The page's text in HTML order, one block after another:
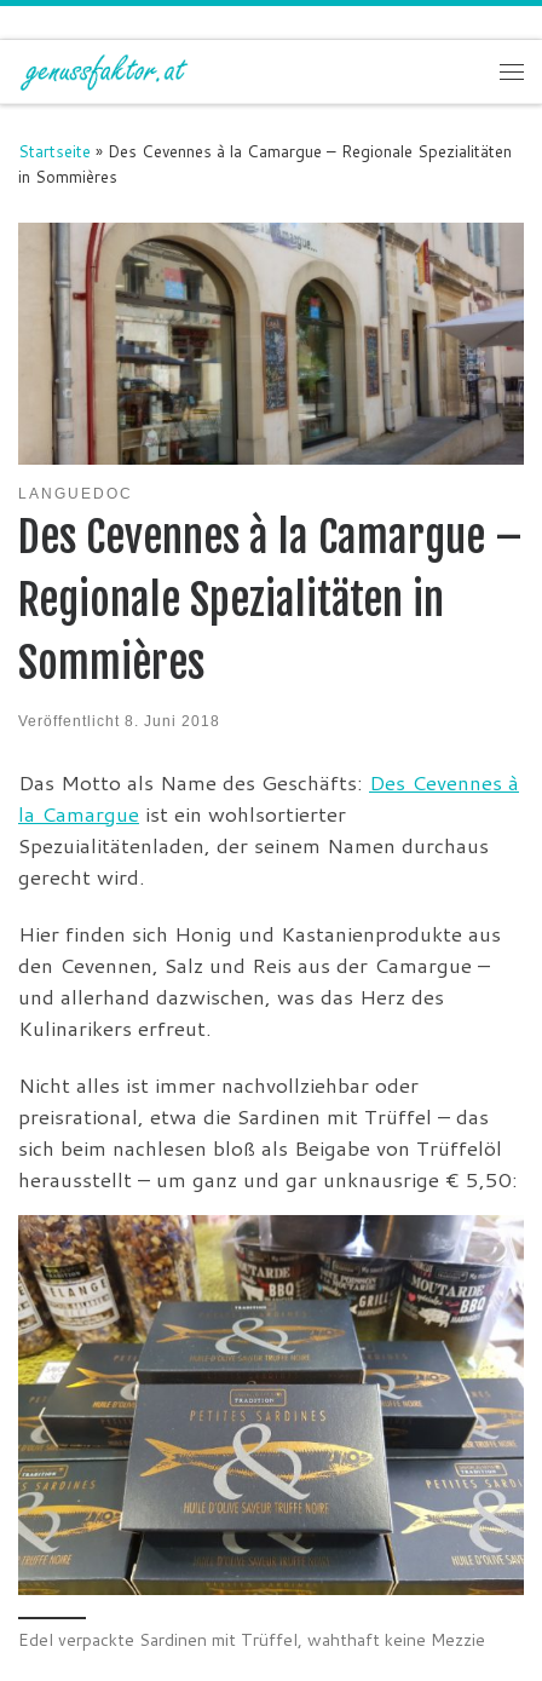
Zum Inhalt springen
Startseite » Des Cevennes à la Camargue – Regionale Spezialitäten
in Sommières
LANGUEDOC
Des Cevennes à la Camargue –
Regionale Spezialitäten in
Sommières
Veröffentlicht 8. Juni 2018
Das Motto als Name des Geschäfts: Des Cevennes à
la Camargue ist ein wohlsortierter
Spezuialitätenladen, der seinem Namen durchaus
gerecht wird.
Hier finden sich Honig und Kastanienprodukte aus
den Cevennen, Salz und Reis aus der Camargue –
und allerhand dazwischen, was das Herz des
Kulinarikers erfreut.
Nicht alles ist immer nachvollziehbar oder
preisrational, etwa die Sardinen mit Trüffel – das
sich beim nachlesen bloß als Beigabe von Trüffelöl
herausstellt – um ganz und gar unknausrige € 5,50:
Edel verpackte Sardinen mit Trüffel, wahthaft keine Mezzie